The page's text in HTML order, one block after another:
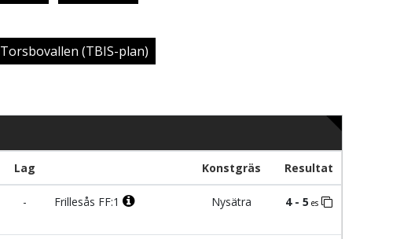
Torsbovallen (TBIS-plan)
Lag Konstgräs Resultat
- Frillesås FF:1 Nysätra 4 - 5 es